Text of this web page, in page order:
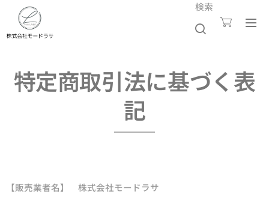
検索
特定商取引法に基づく表
記
【販売業者名】 株式会社モードラサ